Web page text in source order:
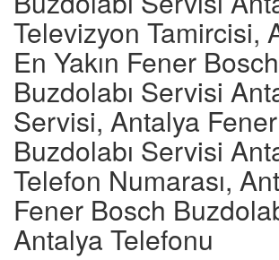
Televizyon Tamircisi,
En Yakın Fener Bosch
Buzdolabı Servisi
Servisi, Antalya
Buzdolabı Servisi
Telefon Numarası,
Fener Bosch
Antalya Telefonu